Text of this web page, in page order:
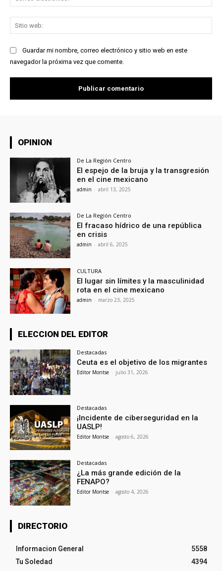
Guardar mi nombre, correo electrónico y sitio web en este
navegador la próxima vez que comente.
OPINION
De La Región Centro
El espejo de la bruja y la transgresión
en el cine mexicano
admin - abril 13, 2025
De La Región Centro
El fracaso hídrico de una república
en crisis
admin - abril 6, 2025
CULTURA
El lugar sin límites y la masculinidad
rota en el cine mexicano
admin - marzo 23, 2025
ELECCION DEL EDITOR
Destacadas
Ceuta es el objetivo de los migrantes
Editor Montse - julio 31, 2026
Destacadas
¡Incidente de ciberseguridad en la
UASLP!
Editor Montse - agosto 6, 2026
Destacadas
¿La más grande edición de la
FENAPO?
Editor Montse - agosto 4, 2026
DIRECTORIO
Informacion General
5558
Tu Soledad
4394